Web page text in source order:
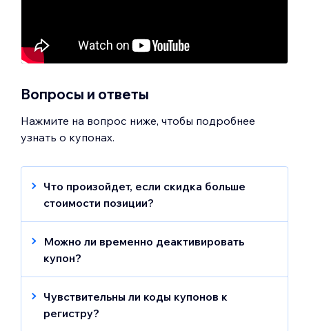
Вопросы и ответы
Нажмите на вопрос ниже, чтобы подробнее
узнать о купонах.
Что произойдет, если скидка больше
стоимости позиции?
Убедитесь, что вы не раздаете товары
бесплатно. Применяйте купон на скидку
только к тем позициям, стоимость
которых превышает сумму скидки.
Например, если вы создадите купон на
скидку 10 USD, а клиент применит его к
Можно ли временно деактивировать
купон?
Вы можете временно деактивировать
купон, например, когда у вас проходит
другая распродажа.
Чувствительны ли коды купонов к
регистру?